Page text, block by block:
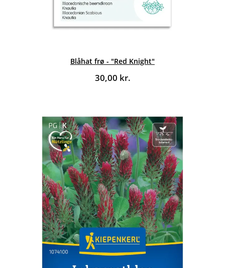
Blåhat frø - "Red Knight"
30,00 kr.